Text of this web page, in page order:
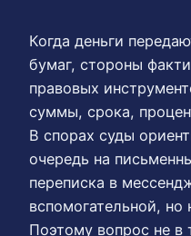
Когда деньги
бумаг, стороны
правовых
суммы, срока,
В спорах суды
очередь на
переписка в
вспомогательной, но
Поэтому вопрос не в